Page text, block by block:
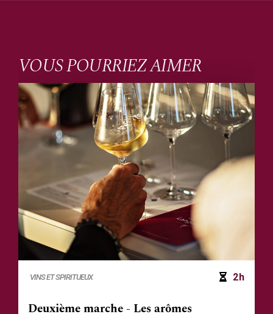
VOUS POURRIEZ AIMER
VINS ET SPIRITUEUX 2h
Deuxième marche - Les arômes